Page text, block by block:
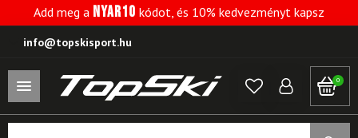
Add meg a NYAR10 kódot, és 10% kedvezményt kapsz
info@topskisport.hu
0